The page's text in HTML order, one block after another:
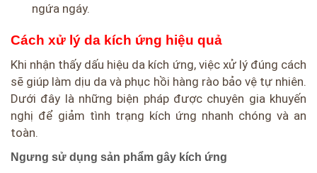
ngứa ngáy.
Cách xử lý da kích ứng hiệu quả
Khi nhận thấy dấu hiệu da kích ứng, việc xử lý đúng cách
sẽ giúp làm dịu da và phục hồi hàng rào bảo vệ tự nhiên.
Dưới đây là những biện pháp được chuyên gia khuyến
nghị để giảm tình trạng kích ứng nhanh chóng và an
toàn.
Ngưng sử dụng sản phẩm gây kích ứng